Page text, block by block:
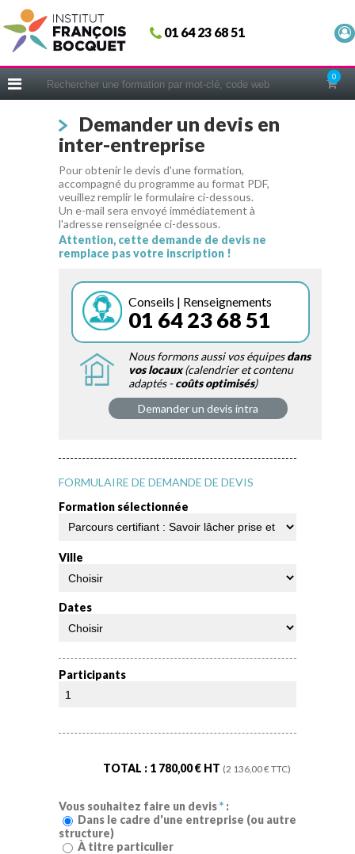
01 64 23 68 51
0
Fermer
ACCUEIL
CERIFICATIONS
INTRAS | SUR-MESURE
COACHING
EN PRATIQUE
NOUS CONNAÎTRE
CONSEILS MICRO-COACHING
WEBINAIRES
QUESTIONNAIRE GRATUIT
Demander un devis en
inter-entreprise
Pour obtenir le devis d'une formation,
accompagné du programme au format PDF,
veuillez remplir le formulaire ci-dessous.
Un e-mail sera envoyé immédiatement à
l'adresse renseignée ci-dessous.
Attention, cette demande de devis ne
remplace pas votre inscription !
Conseils | Renseignements
01 64 23 68 51
Nous formons aussi vos équipesdans
vos locaux(calendrier et contenu
adaptés -coûts optimisés)
Demander un devis intra
FORMULAIRE DE DEMANDE DE DEVIS
Formation sélectionnée
Ville
Dates
Participants
TOTAL : 1 780,00€ HT (2 136,00€ TTC)
Vous souhaitez faire un devis* :
Dans le cadre d'une entreprise (ou autre
structure)
À titre particulier